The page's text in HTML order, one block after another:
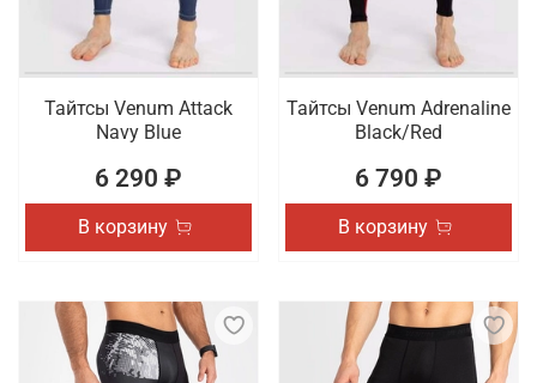
Тайтсы Venum Attack
Navy Blue
6 290 ₽
В корзину
Тайтсы Venum Adrenaline
Black/Red
6 790 ₽
В корзину